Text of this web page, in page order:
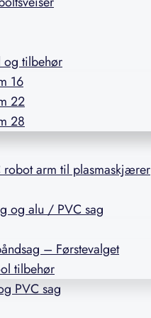
og tilbehør
16
22
28
arm til plasmaskjærer
og alu / PVC sag
– Førstevalget
tilbehør
PVC sag